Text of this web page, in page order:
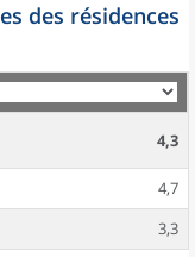
des résidences
4,3
4,7
3,3